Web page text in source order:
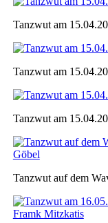
Tanzwut am
Tanzwut am
Tanzwut am
Tanzwut auf dem